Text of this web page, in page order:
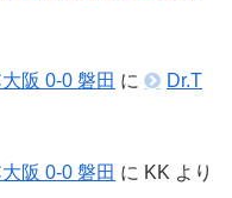
阪 0-0 磐田 に
Dr.T
阪 0-0 磐田 に KK より